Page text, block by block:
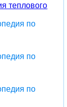
теплового
по
по
по